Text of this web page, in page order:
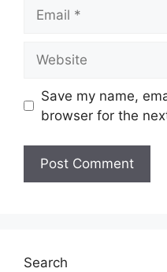
Save my name,
browser for the
Search